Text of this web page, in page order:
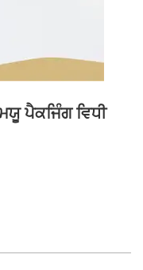
ਪੈਕਜਿੰਗ ਵਿਧੀ